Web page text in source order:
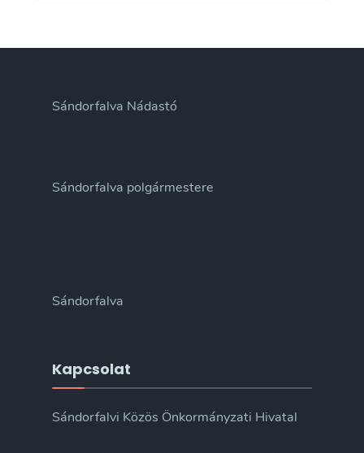
Sándorfalva Nádastó
Sándorfalva polgármestere
Sándorfalva
Kapcsolat
Sándorfalvi Közös Önkormányzati Hivatal